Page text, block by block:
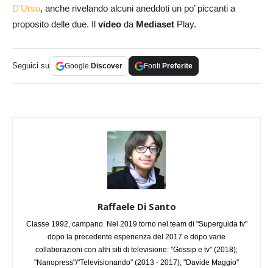
D’Urso, anche rivelando alcuni aneddoti un po’ piccanti a
proposito delle due. Il video da Mediaset Play.
Seguici su Google Discover Fonti Preferite
Raffaele Di Santo
Classe 1992, campano. Nel 2019 torno nel team di "Superguida tv"
dopo la precedente esperienza del 2017 e dopo varie
collaborazioni con altri siti di televisione: "Gossip e tv" (2018);
"Nanopress"/"Televisionando" (2013 - 2017); "Davide Maggio"